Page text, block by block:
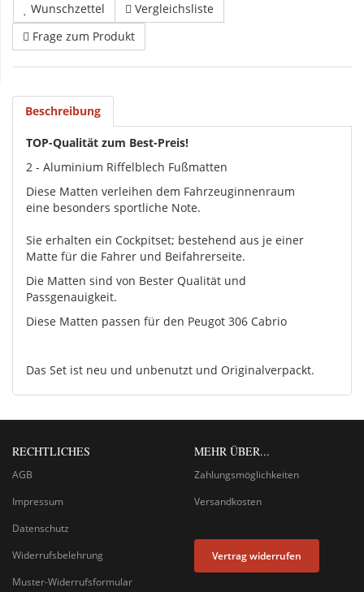
Wunschzettel
Vergleichsliste
Frage zum Produkt
Beschreibung
TOP-Qualität zum Best-Preis!
2 - Aluminium Riffelblech Fußmatten
Diese Matten verleihen dem Fahrzeuginnenraum
eine besonders sportliche Note.
Sie erhalten ein Cockpitset; bestehend aus je einer
Matte für die Fahrer und Beifahrerseite.
Die Matten sind von Bester Qualität und
Passgenauigkeit.
Diese Matten passen für den Peugot 306 Cabrio
Das Set ist neu und unbenutzt und Originalverpackt.
RECHTLICHES
AGB
Impressum
Datenschutz
Widerrufsbelehrung
Muster-Widerrufsformular
MEHR ÜBER...
Zahlungsmöglichkeiten
Versandkosten
Vertrag widerrufen